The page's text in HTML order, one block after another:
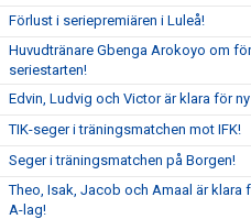
Förlust i seriepremiären i Luleå!
Huvudtränare Gbenga Arokoyo om
seriestarten!
Edvin, Ludvig och Victor är klara för
TIK-seger i träningsmatchen mot IFK!
Seger i träningsmatchen på Borgen!
Theo, Isak, Jacob och Amaal är klara
A-lag!